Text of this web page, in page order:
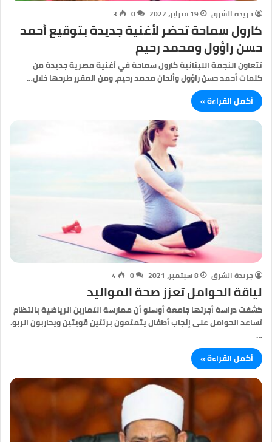
جريدة الشرق 19 فبراير، 2022 0
3
كارول سماحة تحضر لأغنية جديدة بتوقيع أحمد
حسن راؤول ومحمد رحيم
تتعاون النجمة اللبنانية كارول سماحة في أغنية مصرية جديدة من
كلمات أحمد حسن راؤول وألحان محمد رحيم، ومن المقرر طرحها خلال…
أكمل القراءة »
جريدة الشرق 8 سبتمبر، 2021 0
4
لياقة الحوامل تعزز صحة المواليد
كشفت دراسة أجرتها جامعة أوسلو أن ممارسة التمارين الرياضية بانتظام
تساعد الحوامل على إنجاب أطفال يتمتعون برئتين قويتين ويحاربون الربو.
…
أكمل القراءة »